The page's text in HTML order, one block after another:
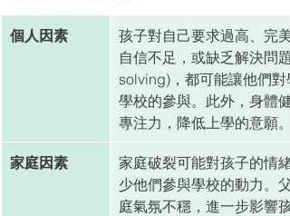
個人因素
孩子對自己要求過高、完
自信不足，或缺乏解決問
solving)，都可能讓他們
學校的參與。此外，身體
專注力，降低上學的意願。
家庭因素
家庭破裂可能對孩子的情
少他們參與學校的動力。
庭氣氛不穩，進一步影響